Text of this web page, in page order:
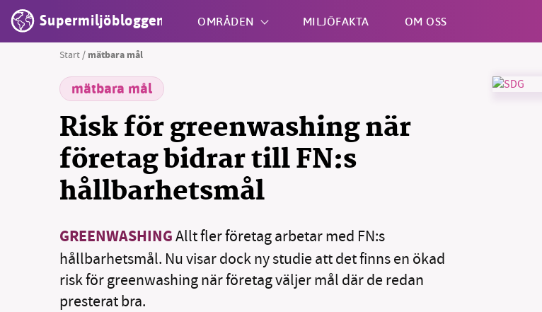
Supermiljöbloggen OMRÅDEN MILJÖFAKTA OM OSS
Start / mätbara mål
mätbara mål
Risk för greenwashing när
företag bidrar till FN:s
hållbarhetsmål
GREENWASHINGAllt fler företag arbetar med FN:s
hållbarhetsmål. Nu visar dock ny studie att det finns en ökad
risk för greenwashing när företag väljer mål där de redan
presterat bra.